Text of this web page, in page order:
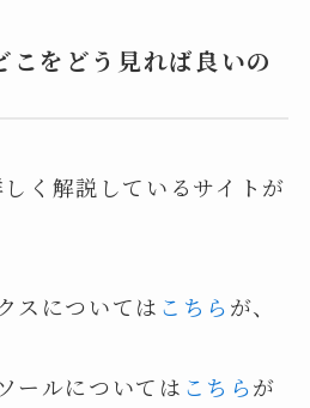
こをどう見れば良いの
く解説しているサイトが
スについては こちらが、
ールについては こちらが